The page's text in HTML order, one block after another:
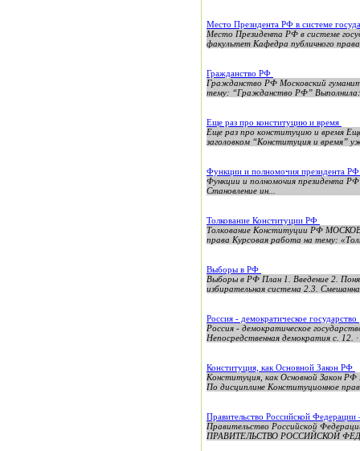
Место Президента РФ в системе
Место Президента РФ в системе
факультет Кафедра публичного
Гражданство РФ
Гражданство РФ Московский
тему: “Гражданство РФ”
Еще раз про конституцию и время
Еще раз про конституцию и время
заголовком “Конституция и время”
Функции и полномочия президента
Функции и полномочия президента
Становление ин...
Толкование Конституции РФ
Толкование Конституции РФ
права Курсовая работа на тему:
Выборы в РФ
Выборы в РФ План 1. Введение 2.
избирательная система 2.3.
Россия - демократическое государство
Россия - демократическое
Непосредственная демократия с. 12.
Конституция, как Основной Закон РФ
Конституция, как Основной
По дисциплине Конституционное
Правительство Российской
Правительство Российской
ПРАВИТЕЛЬСТВО РОССИЙСКОЙ